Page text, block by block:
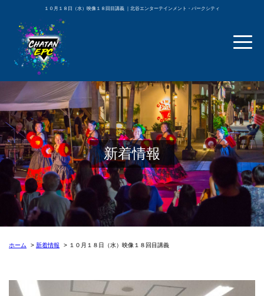
１０月１８日（水）映像１８回目講義 ｜北谷エンターテインメント・パークシティ
新着情報
ホーム 新着情報 １０月１８日（水）映像１８回目講義